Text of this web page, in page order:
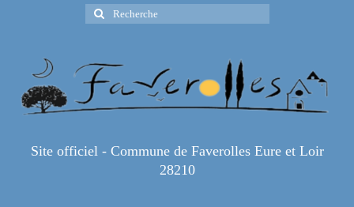
Rechercher
:
Site officiel - Commune de Faverolles Eure et Loir
28210